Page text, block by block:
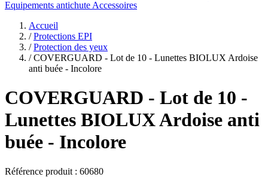
Equipements antichute Accessoires
Accueil
/ Protections EPI
/ Protection des yeux
/ COVERGUARD - Lot de 10 - Lunettes BIOLUX Ardoise
anti buée - Incolore
COVERGUARD - Lot de 10 -
Lunettes BIOLUX Ardoise anti
buée - Incolore
Référence produit : 60680